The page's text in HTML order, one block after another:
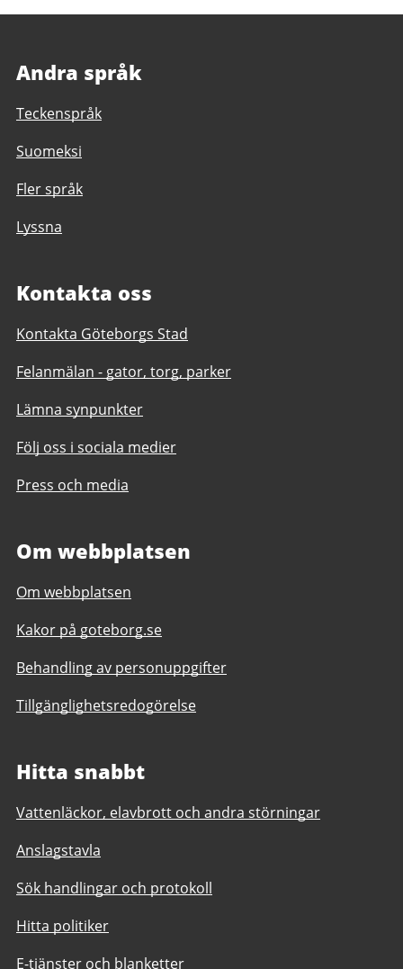
Andra språk
Teckenspråk
Suomeksi
Fler språk
Lyssna
Kontakta oss
Kontakta Göteborgs Stad
Felanmälan - gator, torg, parker
Lämna synpunkter
Följ oss i sociala medier
Press och media
Om webbplatsen
Om webbplatsen
Kakor på goteborg.se
Behandling av personuppgifter
Tillgänglighetsredogörelse
Hitta snabbt
Vattenläckor, elavbrott och andra störningar
Anslagstavla
Sök handlingar och protokoll
Hitta politiker
E-tjänster och blanketter